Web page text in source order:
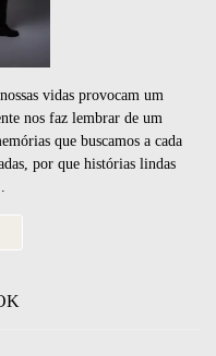
vidas provocam um
nos faz lembrar de um
que buscamos a cada
por que histórias lindas